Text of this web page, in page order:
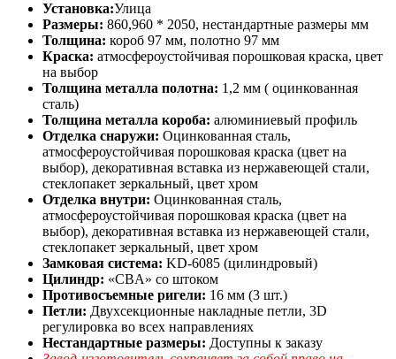
Установка:Улица
Размеры: 860,960 * 2050, нестандартные размеры мм
Толщина: короб 97 мм, полотно 97 мм
Краска: атмосфероустойчивая порошковая краска, цвет
на выбор
Толщина металла полотна: 1,2 мм ( оцинкованная
сталь)
Толщина металла короба: алюминиевый профиль
Отделка снаружи: Оцинкованная сталь,
атмосфероустойчивая порошковая краска (цвет на
выбор), декоративная вставка из нержавеющей стали,
стеклопакет зеркальный, цвет хром
Отделка внутри: Оцинкованная сталь,
атмосфероустойчивая порошковая краска (цвет на
выбор), декоративная вставка из нержавеющей стали,
стеклопакет зеркальный, цвет хром
Замковая система: KD-6085 (цилиндровый)
Цилиндр: «CBA» со штоком
Противосъемные ригели: 16 мм (3 шт.)
Петли: Двухсекционные накладные петли, 3D
регулировка во всех направлениях
Нестандартные размеры: Доступны к заказу